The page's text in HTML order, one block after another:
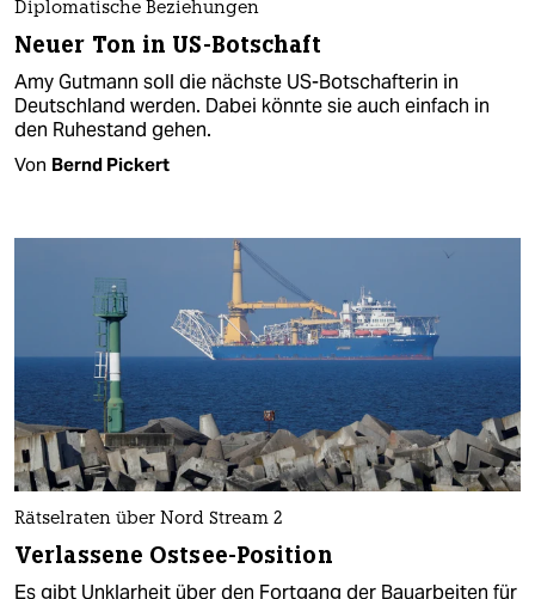
Diplomatische Beziehungen
Neuer Ton in US-Botschaft
Amy Gutmann soll die nächste US-Botschafterin in
Deutschland werden. Dabei könnte sie auch einfach in
den Ruhestand gehen.
Von Bernd Pickert
Rätselraten über Nord Stream 2
Verlassene Ostsee-Position
Es gibt Unklarheit über den Fortgang der Bauarbeiten für